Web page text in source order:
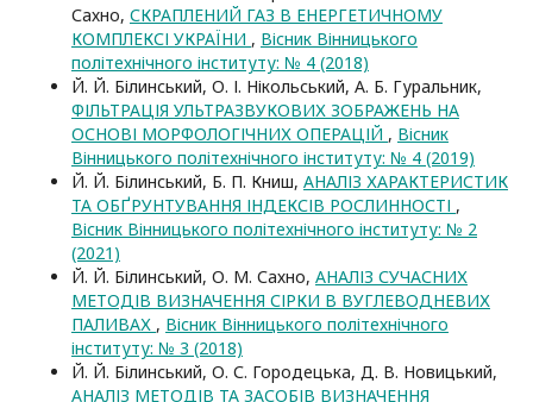
Сахно, СКРАПЛЕНИЙ ГАЗ В ЕНЕРГЕТИЧНОМУ
КОМПЛЕКСІ УКРАЇНИ , Вісник Вінницького
політехнічного інституту: № 4 (2018)
Й. Й. Білинський, О. І. Нікольський, А. Б. Гуральник,
ФІЛЬТРАЦІЯ УЛЬТРАЗВУКОВИХ ЗОБРАЖЕНЬ НА
ОСНОВІ МОРФОЛОГІЧНИХ ОПЕРАЦІЙ , Вісник
Вінницького політехнічного інституту: № 4 (2019)
Й. Й. Білинський, Б. П. Книш, АНАЛІЗ ХАРАКТЕРИСТИК
ТА ОБҐРУНТУВАННЯ ІНДЕКСІВ РОСЛИННОСТІ ,
Вісник Вінницького політехнічного інституту: № 2
(2021)
Й. Й. Білинський, О. М. Сахно, АНАЛІЗ СУЧАСНИХ
МЕТОДІВ ВИЗНАЧЕННЯ СІРКИ В ВУГЛЕВОДНЕВИХ
ПАЛИВАХ , Вісник Вінницького політехнічного
інституту: № 3 (2018)
Й. Й. Білинський, О. С. Городецька, Д. В. Новицький,
АНАЛІЗ МЕТОДІВ ТА ЗАСОБІВ ВИЗНАЧЕННЯ